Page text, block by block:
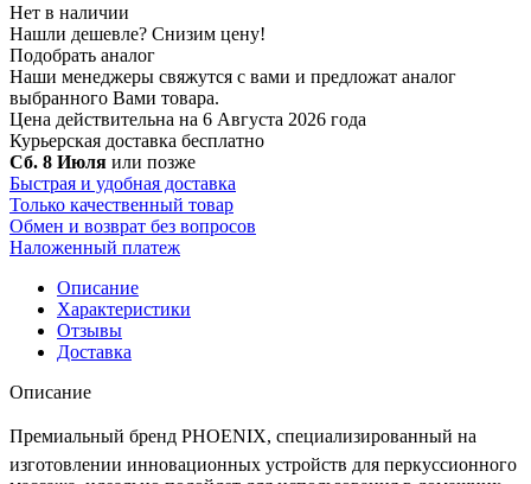
Нет в наличии
Нашли дешевле? Снизим цену!
Подобрать аналог
Наши менеджеры свяжутся с вами и предложат аналог
выбранного Вами товара.
Цена действительна на 6 Августа 2026 года
Курьерская доставка бесплатно
Сб. 8 Июля или позже
Быстрая и удобная доставка
Только качественный товар
Обмен и возврат без вопросов
Наложенный платеж
Описание
Характеристики
Отзывы
Доставка
Описание
Премиальный бренд PHOENIX, специализированный на
изготовлении инновационных устройств для перкуссионного